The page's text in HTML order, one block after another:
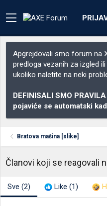
Apgrejdovali smo forum na
predloga vezanih za izgled
ukoliko naletite na neki
DEFINISALI SMO
pojaviće se automatski
Bratova mašina [slike]
Članovi koji se reagovali
Sve (2) Like (1)